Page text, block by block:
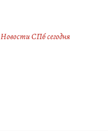
Новости СПб сегодня